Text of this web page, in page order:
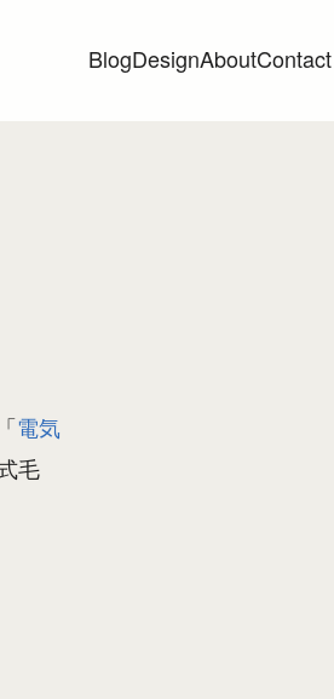
BlogDesignAboutContact
電気
毛